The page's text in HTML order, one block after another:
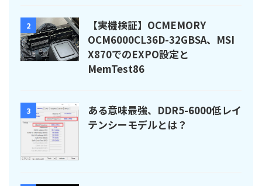
2
【実機検証】OCMEMORY
OCM6000CL36D-32GBSA、MSI
X870でのEXPO設定と
MemTest86
3
ある意味最強、DDR5-6000低レイ
テンシーモデルとは？